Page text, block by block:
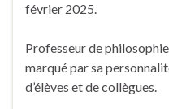
février 2025.
Professeur de
marqué par sa
d’élèves et de collègues.